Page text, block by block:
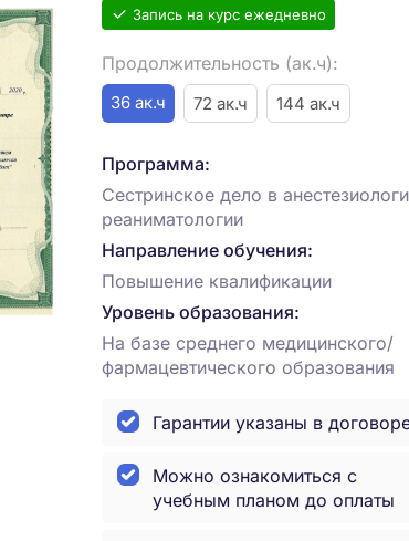
Запись на курс ежедневно
Продолжительность (ак.ч):
36 ак.ч 72 ак.ч 144 ак.ч
Программа:
Сестринское дело в
реаниматологии
Направление обучения:
Повышение квалификации
Уровень образования:
На базе среднего медицинского/
фармацевтического образования
Гарантии указаны в
Можно ознакомиться с
учебным планом до оплаты